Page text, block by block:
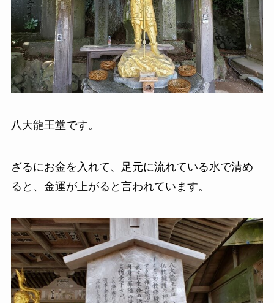
八大龍王堂です。
ざるにお金を入れて、足元に流れている水で清め
ると、金運が上がると言われています。